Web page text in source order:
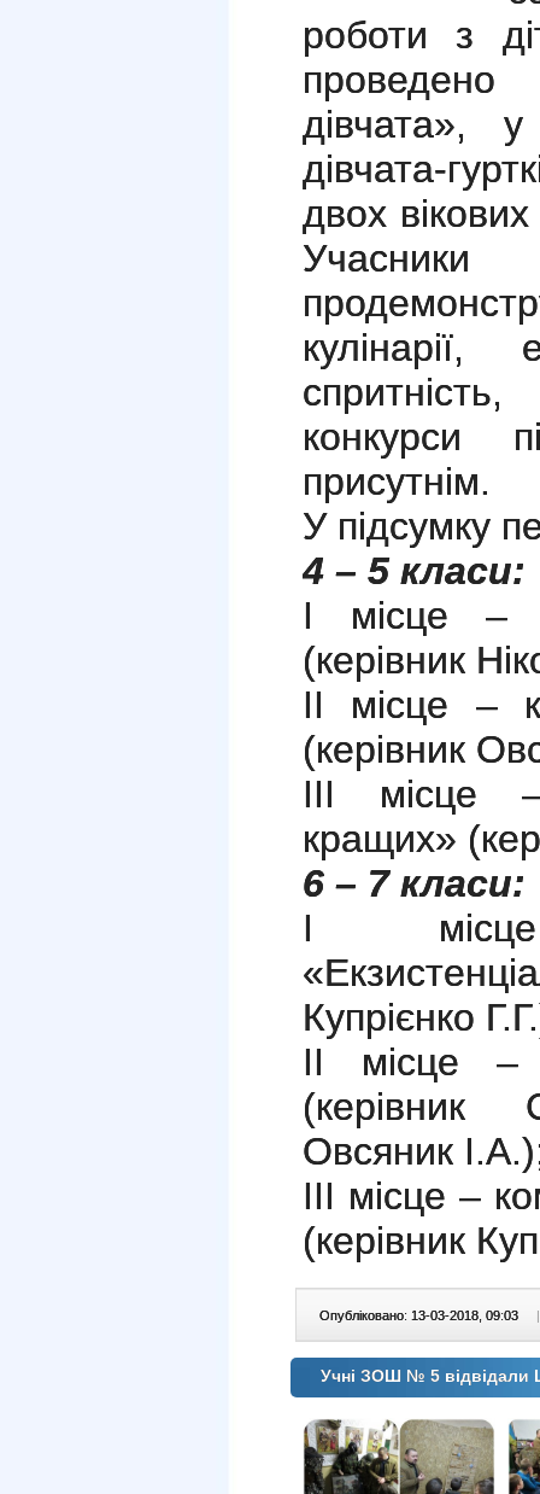
роботи з
дівчата»,
дівчата-
двох
кулінарії,
конкурси
присутнім.
У підсумку
4 – 5 класи:
І місце –
(керівник
ІІ місце –
(керівник
ІІІ місце
кращих»
6 – 7 класи:
І
Купрієнко
ІІ місце –
Овсяник
ІІІ місце –
(керівник
Опубліковано: 13-03-2018, 09:03 |
Учні ЗОШ № 5 відвідали